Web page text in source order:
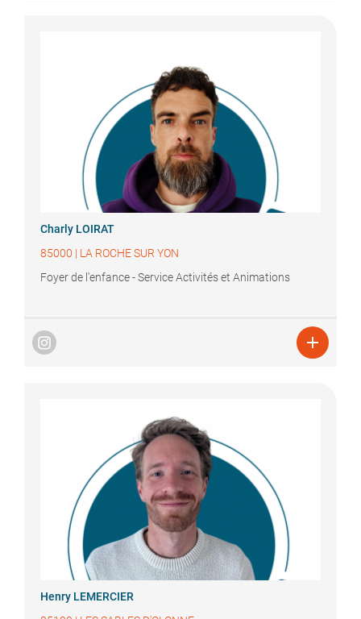
Charly LOIRAT
85000 | LA ROCHE SUR YON
Foyer de l'enfance - Service Activités et Animations

Henry LEMERCIER